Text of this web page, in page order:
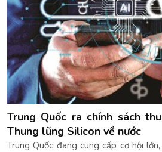
Trung Quốc ra chính sách
Thung lũng Silicon về nước
Trung Quốc đang cung cấp cơ hội